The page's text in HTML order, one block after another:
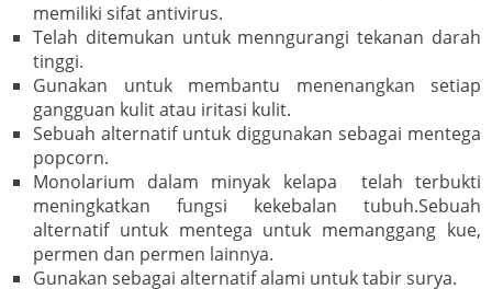
memiliki sifat antivirus.
Telah ditemukan untuk menngurangi tekanan darah
tinggi.
Gunakan untuk membantu menenangkan setiap
gangguan kulit atau iritasi kulit.
Sebuah alternatif untuk diggunakan sebagai mentega
popcorn.
Monolarium dalam minyak kelapa telah terbukti
meningkatkan fungsi kekebalan tubuh.Sebuah
alternatif untuk mentega untuk memanggang kue,
permen dan permen lainnya.
Gunakan sebagai alternatif alami untuk tabir surya.